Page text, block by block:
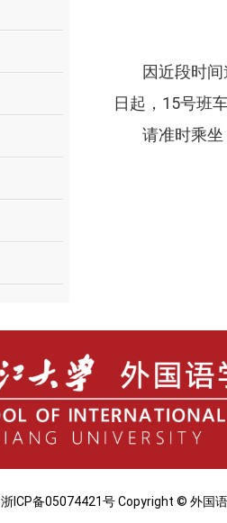
因近段时间
日起，15号班
请准时乘坐
浙ICP备05074421号 Copyright © 外国